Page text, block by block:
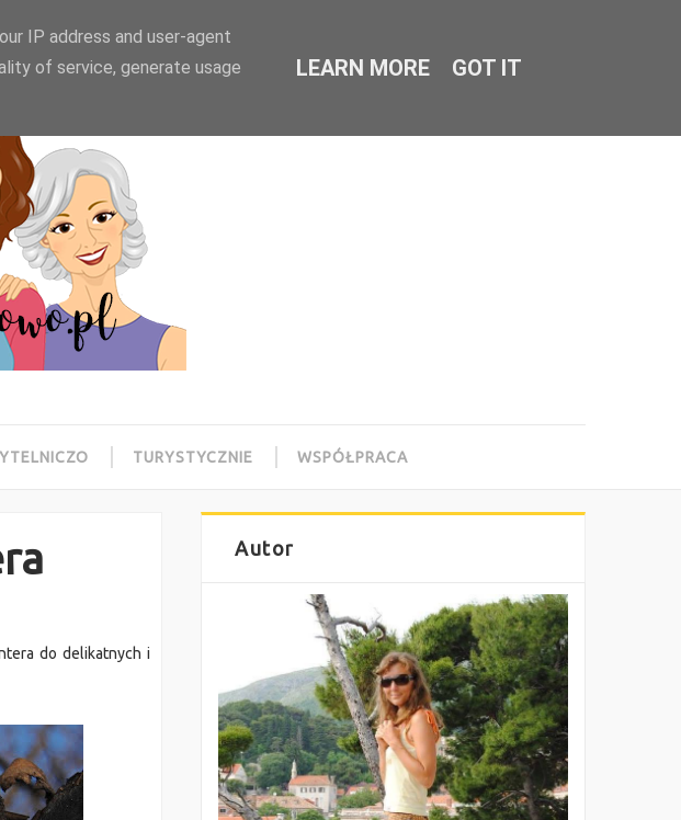
TURYSTYCZNIE WSPÓŁPRACA
do delikatnych i
Autor
IP address and user-agent
of service, generate usage
LEARN MORE GOT IT